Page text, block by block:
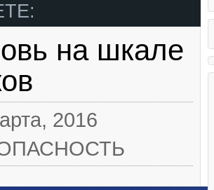
на шкале
2016